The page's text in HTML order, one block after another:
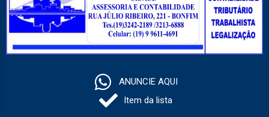
ANUNCIE AQUI
Item da lista